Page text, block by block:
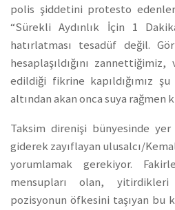
polis şiddetini protesto
“Sürekli Aydınlık İçin 1
hatırlatması tesadüf değil.
hesaplaşıldığını
edildiği fikrine kapıldığımız
altından akan onca suya rağmen
Taksim direnişi bünyesinde
giderek zayıflayan ulusalcı/
yorumlamak gerekiyor.
mensupları olan,
pozisyonun öfkesini taşıyan bu